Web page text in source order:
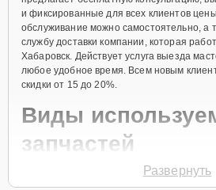
и фиксированные для всех клиентов
обслуживание можно самостоятельно, а
службу доставки компании, которая
Хабаровск. Действует услуга выезда
любое удобное время. Всем новым
скидки от 15 до 20%.
Виды
запчастей
Для ремонта мониторов модели
Развернуть